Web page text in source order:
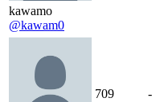
kawamo
@kawam0
709 -